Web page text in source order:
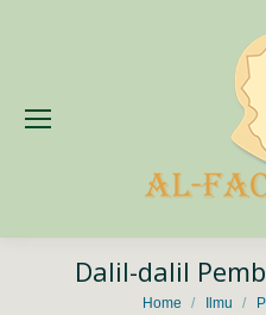
Dalil-dalil
Home Ilmu